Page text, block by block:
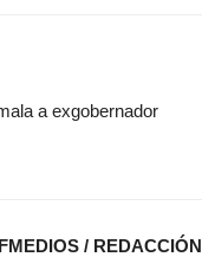
a exgobernador
/ REDACCIÓN